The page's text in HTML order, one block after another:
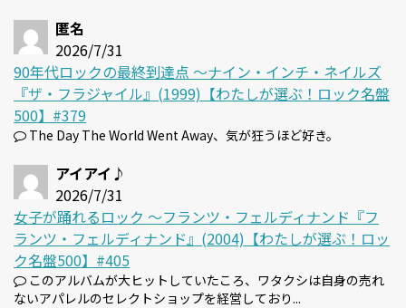
匿名
2026/7/31
90年代ロックの最終到達点 〜ナイン・インチ・ネイルズ
『ザ・フラジャイル』(1999)【わたしが選ぶ！ロック名盤
500】#379
The Day The World Went Away、気が狂うほど好き。
アイアイ♪
2026/7/31
女子が踊れるロック 〜フランツ・フェルディナンド『フ
ランツ・フェルディナンド』(2004)【わたしが選ぶ！ロッ
ク名盤500】#405
このアルバムが大ヒットしていたころ、ワタクシは自身の売れ
ないアパレルのセレクトショップを経営しており...